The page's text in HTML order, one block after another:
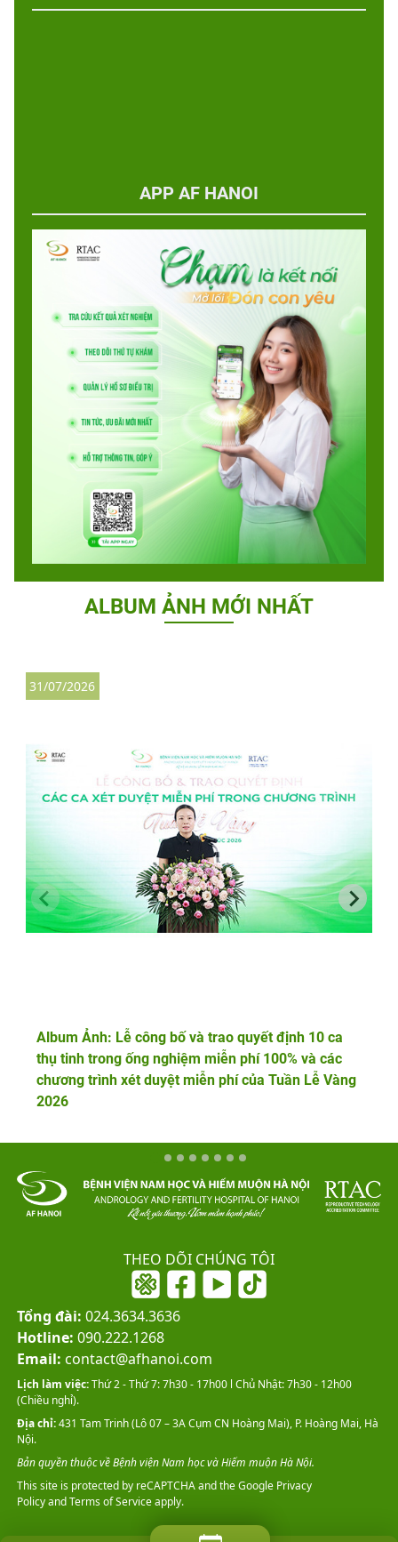
APP AF HANOI
ALBUM ẢNH MỚI NHẤT
Album Ảnh: Lễ công bố và trao quyết định 10 ca
thụ tinh trong ống nghiệm miễn phí 100% và các
chương trình xét duyệt miễn phí của Tuần Lễ Vàng
2026
31/07/2026
THEO DÕI CHÚNG TÔI
Tổng đài: 024.3634.3636
Hotline: 090.222.1268
Email: contact@afhanoi.com
This site is protected by reCAPTCHA and the GooglePrivacy
PolicyandTerms of Serviceapply.
Lịch làm việc:Thứ 2 - Thứ 7: 7h30 - 17h00 l Chủ Nhật: 7h30 - 12h00
(Chiều nghỉ).
Địa chỉ:431 Tam Trinh (Lô 07 – 3A Cụm CN Hoàng Mai), P. Hoàng Mai, Hà
Nội.
Bản quyền thuộc về Bệnh viện Nam học và Hiếm muộn Hà Nội.